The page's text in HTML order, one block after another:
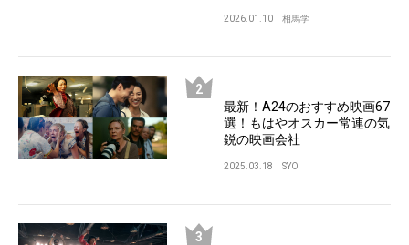
2026.01.10 相馬学
最新！A24のおすすめ映画67
選！もはやオスカー常連の気
鋭の映画会社
2025.03.18 SYO